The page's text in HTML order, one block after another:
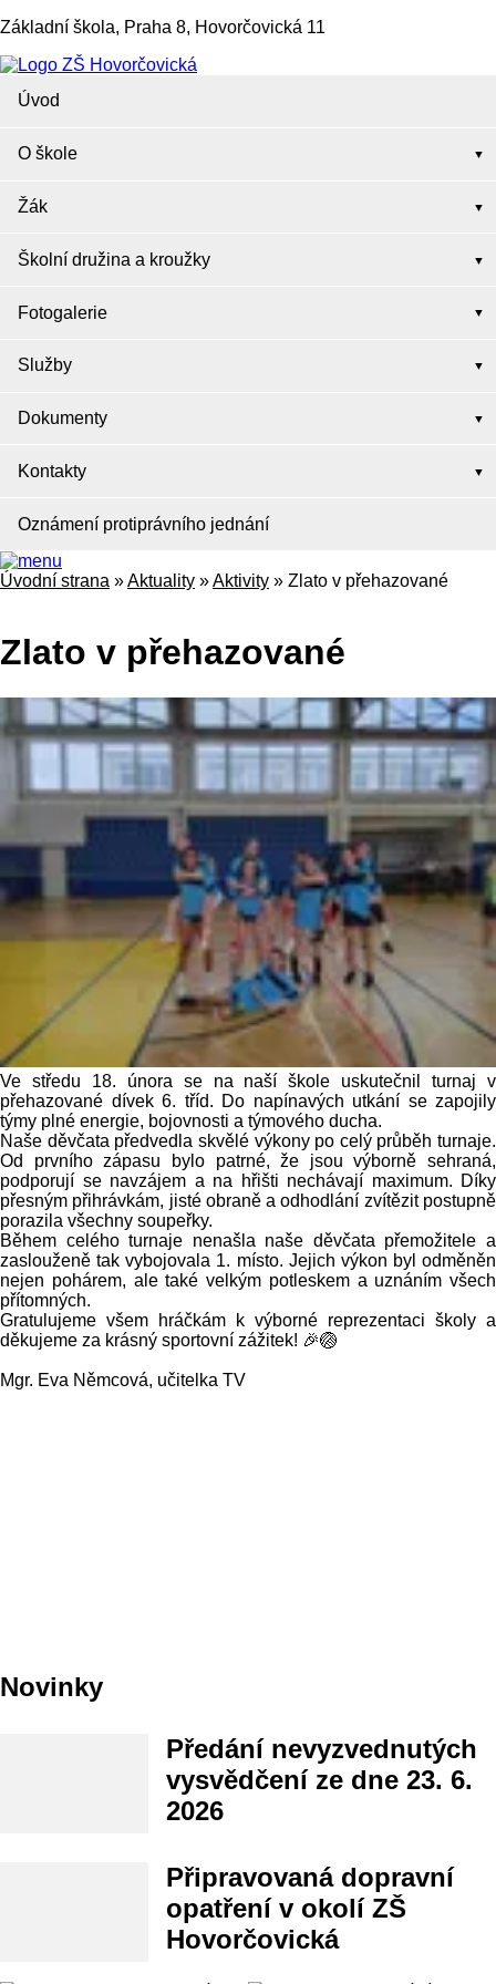
Základní škola, Praha 8, Hovorčovická 11
Úvod
O škole
Žák
Školní družina a kroužky
Fotogalerie
Služby
Dokumenty
Kontakty
Oznámení protiprávního jednání
Úvodní strana »Aktuality »Aktivity » Zlato v přehazované
Zlato v přehazované
Ve středu 18. února se na naší škole uskutečnil turnaj v
přehazované dívek 6. tříd. Do napínavých utkání se zapojily
týmy plné energie, bojovnosti a týmového ducha.
Naše děvčata předvedla skvělé výkony po celý průběh turnaje.
Od prvního zápasu bylo patrné, že jsou výborně sehraná,
podporují se navzájem a na hřišti nechávají maximum. Díky
přesným přihrávkám, jisté obraně a odhodlání zvítězit postupně
porazila všechny soupeřky.
Během celého turnaje nenašla naše děvčata přemožitele a
zaslouženě tak vybojovala 1. místo. Jejich výkon byl odměněn
nejen pohárem, ale také velkým potleskem a uznáním všech
přítomných.
Gratulujeme všem hráčkám k výborné reprezentaci školy a
děkujeme za krásný sportovní zážitek! 🎉🏐
Mgr. Eva Němcová, učitelka TV
Novinky
Předání nevyzvednutých
vysvědčení ze dne 23. 6.
2026
Připravovaná dopravní
opatření v okolí ZŠ
Hovorčovická